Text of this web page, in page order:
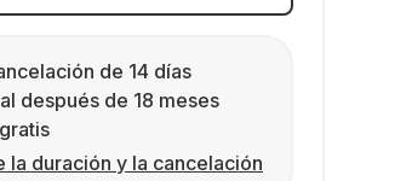
de 14 días
después de 18 meses
la duración y la cancelación